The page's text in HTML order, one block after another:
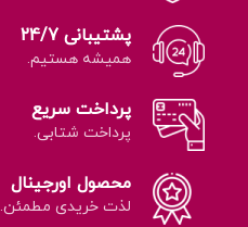
پشتیبانی 24/7
همیشه هستیم.
پرداخت سریع
پرداخت شتابی.
محصول اورجینال
لذت خریدی مطمئن.